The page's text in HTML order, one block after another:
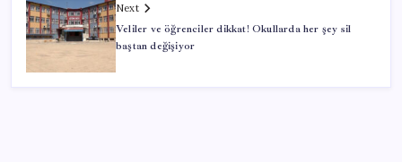
Next
Veliler ve öğrenciler dikkat! Okullarda her şey sil
baştan değişiyor